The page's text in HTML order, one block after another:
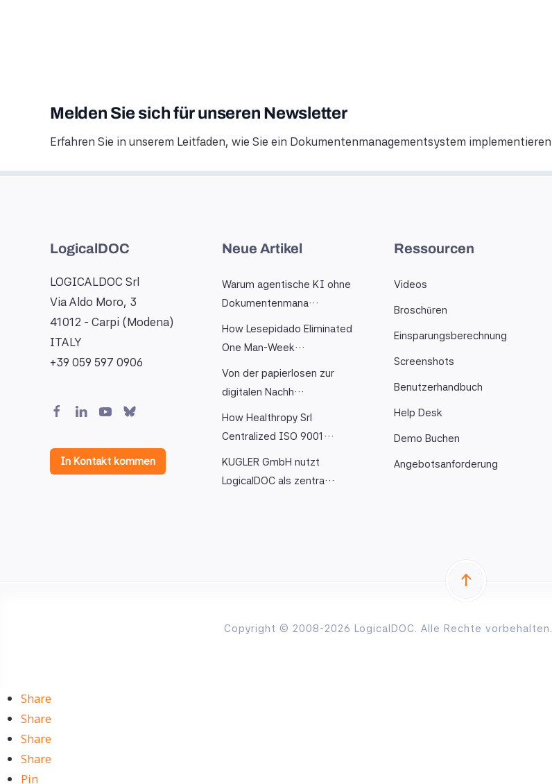
Melden Sie sich für unseren Newsletter
Erfahren Sie in unserem Leitfaden, wie Sie ein Dokumentenmanagementsystem implementieren
LogicalDOC
LOGICALDOC Srl
Via Aldo Moro, 3
41012 - Carpi (Modena)
ITALY
+39 059 597 0906
In Kontakt kommen
Neue Artikel
Warum agentische KI ohne
Dokumentenmana…
How Lesepidado Eliminated
One Man-Week…
Von der papierlosen zur
digitalen Nachh…
How Healthropy Srl
Centralized ISO 9001…
KUGLER GmbH nutzt
LogicalDOC als zentra…
Ressourcen
Videos
Broschüren
Einsparungsberechnung
Screenshots
Benutzerhandbuch
Help Desk
Demo Buchen
Angebotsanforderung
Copyright © 2008-2026 LogicalDOC. Alle Rechte vorbehalten.
Share
Share
Share
Share
Pin